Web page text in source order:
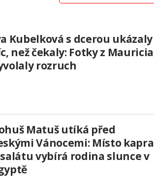
Kubelková s dcerou ukázaly
než čekaly: Fotky z Mauricia
rozruch
Matuš utíká před
Vánocemi: Místo kapra
vybírá rodina slunce v